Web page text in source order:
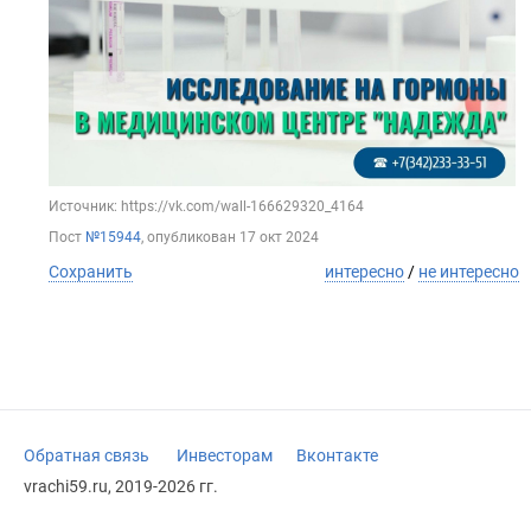
Источник: https://vk.com/wall-166629320_4164
Пост №15944, опубликован 17 окт 2024
Сохранить интересно / не интересно
Обратная связь Инвесторам
Вконтакте
vrachi59.ru, 2019-2026 гг.